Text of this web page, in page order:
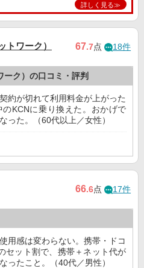
詳しく見る≫
トワーク） 67.7点 18件
ク）の口コミ・評判
約が切れて利用料金が上がった
KCNに乗り換えた。おかげで
った。（60代以上／女性）
66.6点 17件
用感は変わらない。携帯・ドコ
セット割で、携帯＋ネット代が
ったこと。（40代／男性）